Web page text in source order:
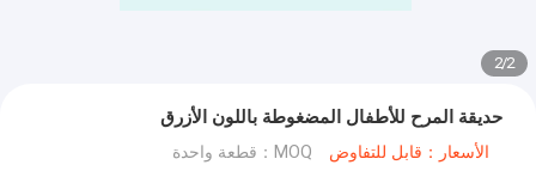
2
/
2
حديقة المرح للأطفال المضغوطة باللون الأزرق
الأسعار：قابل للتفاوض MOQ：قطعة واحدة